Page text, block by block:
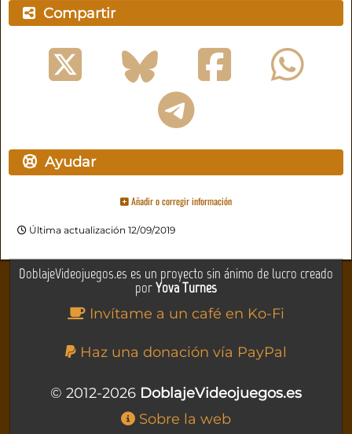
Compartir
Ayudar
Añadir o corregir información
Última actualización 12/09/2019
DoblajeVideojuegos.es es un proyecto sin ánimo de lucro creado
porYova Turnes
Invítame a un café en Ko-Fi
Haz una donación vía PayPal
© 2012-2026 DoblajeVideojuegos.es
Sobre la web